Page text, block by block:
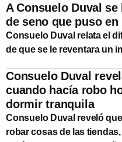
A Consuelo Duval
de seno que puso
Consuelo Duval relata el
de que se le reventara un
Consuelo Duval
cuando hacía robo
dormir tranquila
Consuelo Duval reveló
robar cosas de las